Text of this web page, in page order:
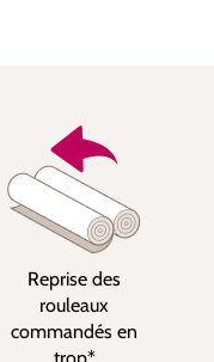
Reprise des
rouleaux
commandés en